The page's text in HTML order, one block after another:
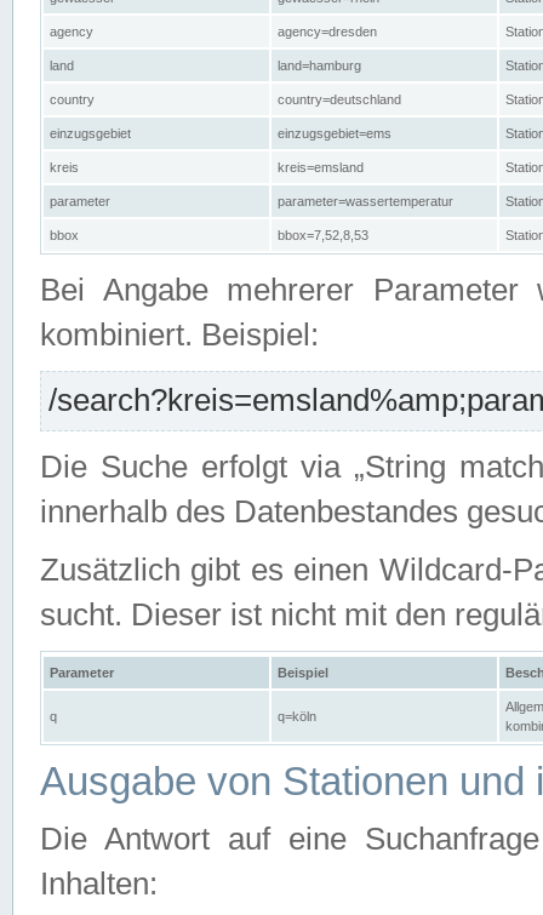
agency agency=dresden
land land=hamburg
country country=deutschland
einzugsgebiet einzugsgebiet=ems
kreis kreis=emsland
parameter parameter=wassertemperatur
bbox bbox=7,52,8,53
Bei Angabe mehrerer Parameter
kombiniert. Beispiel:
/
Die Suche erfolgt via „String
innerhalb des Datenbestandes
Zusätzlich gibt es einen Wildcard-
sucht. Dieser ist nicht mit den
Parameter Beispiel
q q=köln
Ausgabe von Stationen und
Die Antwort auf eine
Inhalten: